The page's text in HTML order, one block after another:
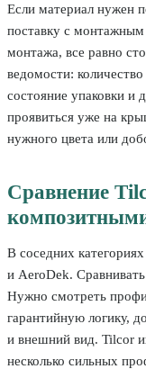
Если материал нужен
поставку с монтажным
монтажа, все равно
ведомости:
состояние упаковки
проявиться уже на
нужного цвета или
Сравнение
В соседних
и AeroDek.
Нужно смотреть
гарантийную логику,
и внешний вид. Tilcor
несколько сильных